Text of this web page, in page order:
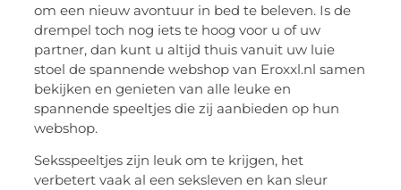
om een nieuw avontuur in bed te beleven. Is de
drempel toch nog iets te hoog voor u of uw
partner, dan kunt u altijd thuis vanuit uw luie
stoel de spannende webshop van Eroxxl.nl samen
bekijken en genieten van alle leuke en
spannende speeltjes die zij aanbieden op hun
webshop.
Seksspeeltjes zijn leuk om te krijgen, het
verbetert vaak al een seksleven en kan sleur